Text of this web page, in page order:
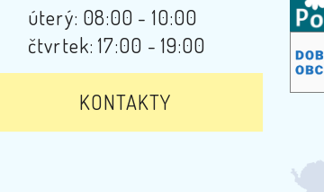
úterý: 08:00 - 10:00
čtvrtek: 17:00 - 19:00
KONTAKTY